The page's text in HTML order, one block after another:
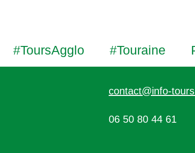
#ToursAgglo #Touraine
contact@info-
06 50 80 44 61